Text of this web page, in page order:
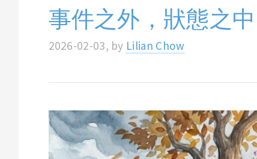
事件之外，狀態之中
2026-02-03, by Lilian Chow